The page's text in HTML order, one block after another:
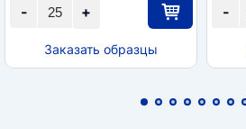
+
-
Заказать образцы
-